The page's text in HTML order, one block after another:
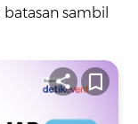
sambil